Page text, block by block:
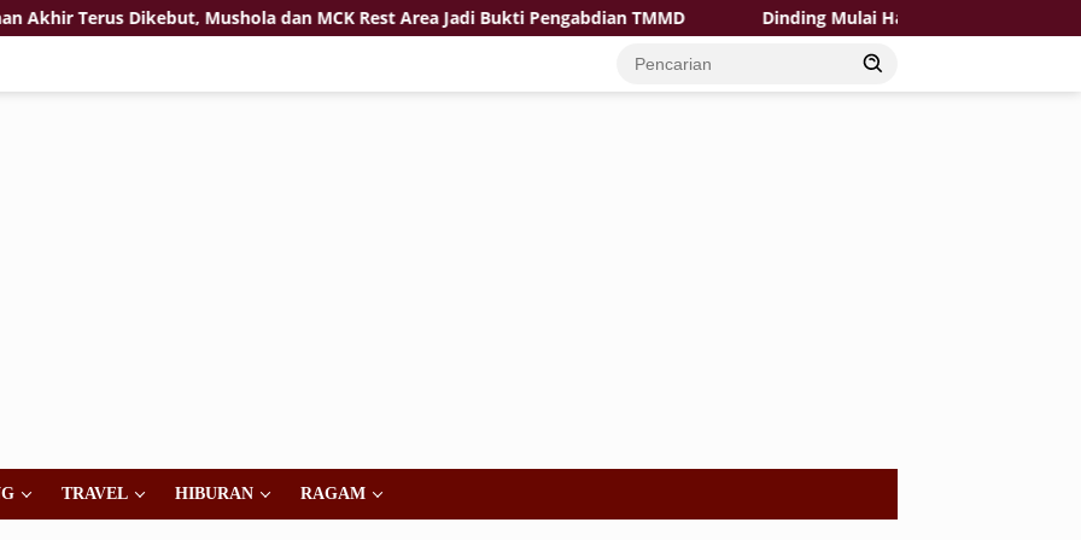
Terus Dikebut, Mushola dan MCK Rest Area Jadi Bukti Pengabdian TMMD Dinding Mulai Halus dan Rapi, Mushola
TRAVEL HIBURAN RAGAM